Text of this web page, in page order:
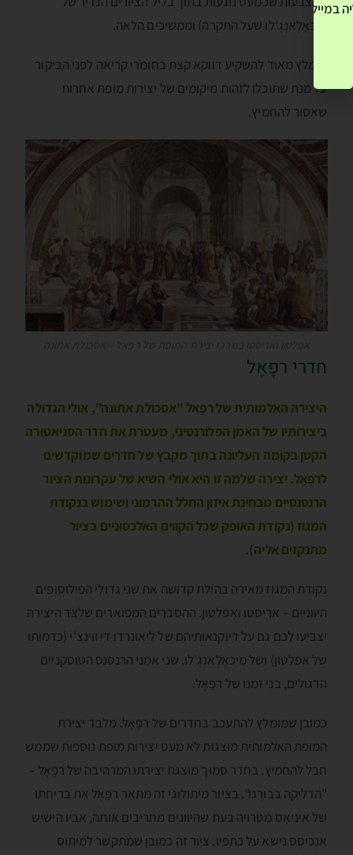
מיכּאֶלְאנְגֶ'לו שעל התקרה) וממשיכים הלאה.
מומלץ מאוד להשקיע דווקא קצת בחומרי קריאה לפני הביקור
על מנת שתוכלו לזהות מיקומים של יצירות מופת אחרות
שאסור להחמיץ.
חדרי רפָאֶל
היצירה האלמותית של רפָאֶל "אסכולת אתונה", אולי הגדולה
ביצירותיו של האמן הפלורנטיני, מעטרת את חדר הסניאטורה
הקטן בקומה העליונה בתוך מקבץ של חדרים שמוקדשים
לרפָאֶל. יצירה שלמה זו היא אולי השיא של עקרונות הציור
הרנסנסיים מבחינת איזון החלל ההרמוני ושימוש בנקודת
המגוז (נקודת האופק שכל הקווים האלכסוניים בציור
מתנקזים אליה).
נקודת המגוז מאירה בהילת קדושה את שני גדולי הפילוסופים
היווניים – אריסטו ואפלטון. ההסברים המפוארים שלצד היצירה
יצביעו לכם גם על דיוקנאותיהם של ליאונרדו די ווינצ'י (כדמותו
של אפלטון) ושל מיכּאֶלְאנְגֶ'לו. שני אמני הרנסנס הטוסקניים
הדגולים, בני זמנו של רפָאֶל.
כמובן שמומלץ להתעכב בחדרים של רפָאֶל. מלבד יצירת
המופת האלמותית מוצגות לא מעט יצירות מופת נוספות שממש
חבל להחמיץ. בחדר סמוך מוצגת יצירתו המרהיבה של רפָאֶל –
"הדליקה בבּורְגו". בציור מיתולוגי זה מתאר רפָאֶל את בריחתו
של איניאָס מטרויה בעת שהיוונים מחריבים אותה, אביו הישיש
אָנְכיסֶס נישא על כתפיו. ציור זה כמובן שמתקשר למיתוס
במייל שלך! »